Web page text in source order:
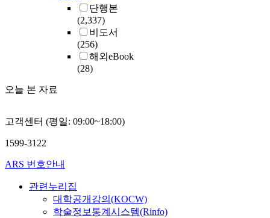
단행본
(2,337)
비도서
(256)
해외eBook
(28)
오늘 본 자료
고객센터 (평일: 09:00~18:00)
1599-3122
ARS 번호안내
관련누리집
대학공개강의(KOCW)
학술정보통계시스템(Rinfo)